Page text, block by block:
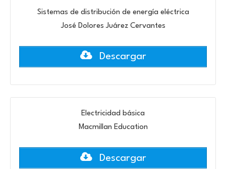
Sistemas de distribución de energía eléctrica
José Dolores Juárez Cervantes
Descargar
Electricidad básica
Macmillan Education
Descargar